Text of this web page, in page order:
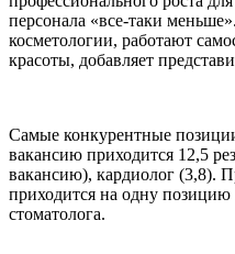
персонала «все-таки
косметологии, работают
красоты, добавляет
Самые конкурентные
вакансию приходится 12,5
вакансию), кардиолог (3,8).
приходится на одну позицию
стоматолога.